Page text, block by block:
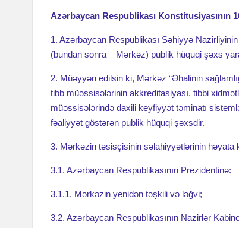
Xocali soyqırımı qurbanlarının xatirəsi anılıb
20
Təbriklər!Asiya Elmlər Akademiyasının
Elmi Cərrahiyyə Mərkəzində Zəfər günü qeyd edilib
Elmi Cərrahiyyə Mərkəzi və Ankara Universiteti
2025-ci il sentyabrın 24-də Akademik Mustafa
M.A. Topçubaşovun anadan olmasının 130
“Böyük Qayıdış”a sağlamlıq dəstəyi —
Azərbaycan Respublikası Konstitusiyasının
1. Azərbaycan Respublikası Səhiyyə
(bundan sonra – Mərkəz) publik hüquqi şəxs
2. Müəyyən edilsin ki, Mərkəz “Əhalinin
tibb müəssisələrinin akkreditasiyası, tibbi
müəssisələrində daxili keyfiyyət təminatı
fəaliyyət göstərən publik hüquqi şəxsdir.
3. Mərkəzin təsisçisinin səlahiyyətlərinin həyata
3.1. Azərbaycan Respublikasının Prezidentinə:
3.1.1. Mərkəzin yenidən təşkili və ləğvi;
3.2. Azərbaycan Respublikasının Nazirlər